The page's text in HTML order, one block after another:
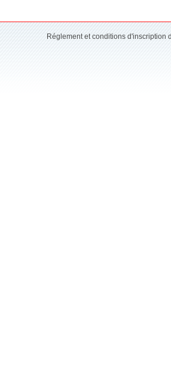
Réglement et conditions d'inscription